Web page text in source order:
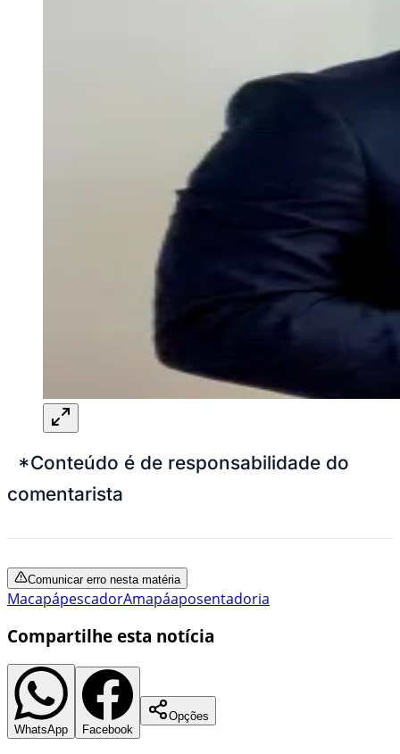
*Conteúdo é de responsabilidade do
comentarista
Comunicar erro nesta matéria
MacapápescadorAmapáaposentadoria
Compartilhe esta notícia
WhatsApp Facebook
Opções